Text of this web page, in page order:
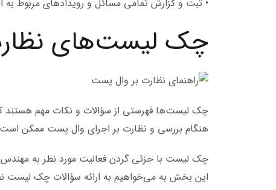
• ثبت و گزارش تمامی مسائل و رویداد‌های مربوط به
چک لیست‌های
چک لیست‌ها فهرستی از سؤالات و نکات مهم هستند
هنگام بررسی و نظارت بر اجرای وال پست ممکن است
چک لیست با جزئی گردن فعالیت مورد نظر به مهندس
این بخش به می‌خواهیم به ارائه سؤالات چک لیست